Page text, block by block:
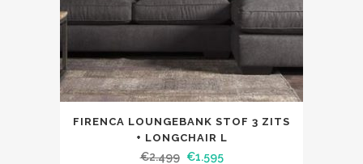
FIRENCA LOUNGEBANK STOF 3 ZITS
+ LONGCHAIR L
€2.499 €1.595